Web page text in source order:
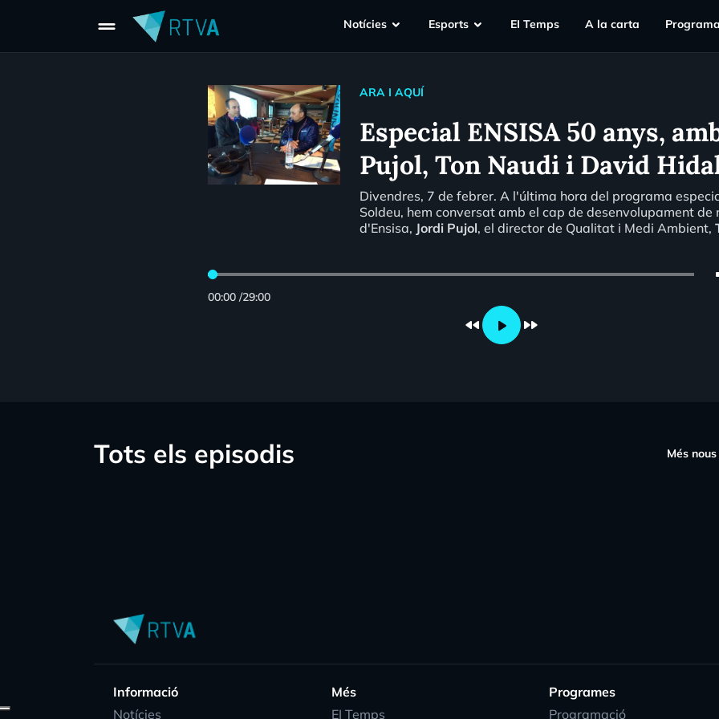
drag_handle Notícies Esports EI Temps A la carta
ARA I AQUÍ
Especial ENSISA 50 anys,
Pujol, Ton Naudi i David
Divendres, 7 de febrer. A l'última hora del programa
Soldeu, hem conversat amb el cap de desenvolupament de
d'Ensisa, Jordi Pujol, el director de Qualitat i Medi Ambient,
00:00/29:00
fast_rewind play_arrow fast_forward
Tots els episodis Més nous
Informació
Notícies
Més
EI Temps
Programes
Programació